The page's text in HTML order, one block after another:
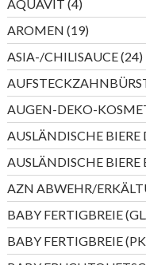
AQUAVIT 4
Produkte
AROMEN 1919
Produkte
ASIA-/CHILISAUCE 2424
AUGEN-DEKO-
AUSLÄNDISCHE BIERE
AUSLÄNDISCHE BIERE
AZN ABWEHR/
BABY FERTIGBREIE
BABY FERTIGBREIE